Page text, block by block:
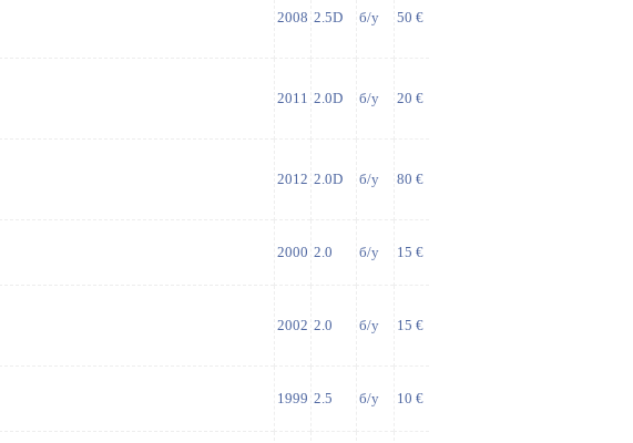
2008 2.5D б/у 50 €
2011 2.0D б/у 20 €
2012 2.0D б/у 80 €
2000 2.0 б/у 15 €
2002 2.0 б/у 15 €
1999 2.5 б/у 10 €